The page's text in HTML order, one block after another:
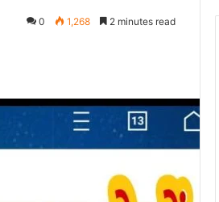
0 1,268 2 minutes read